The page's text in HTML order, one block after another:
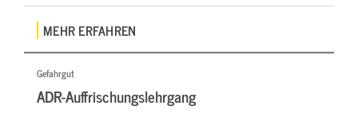
MEHR ERFAHREN
Gefahrgut
ADR-Auffrischungslehrgang